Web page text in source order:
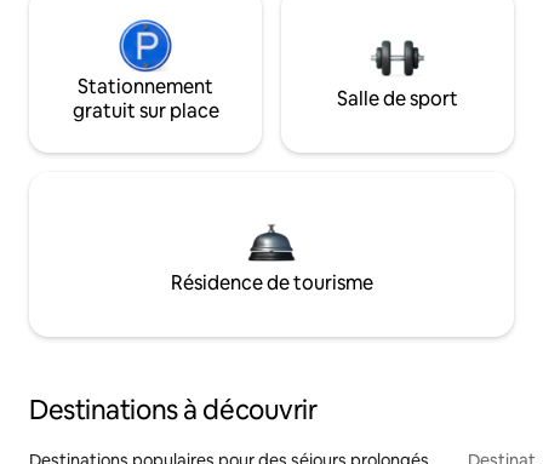
Stationnement
gratuit sur place
Salle de sport
Résidence de tourisme
Destinations à découvrir